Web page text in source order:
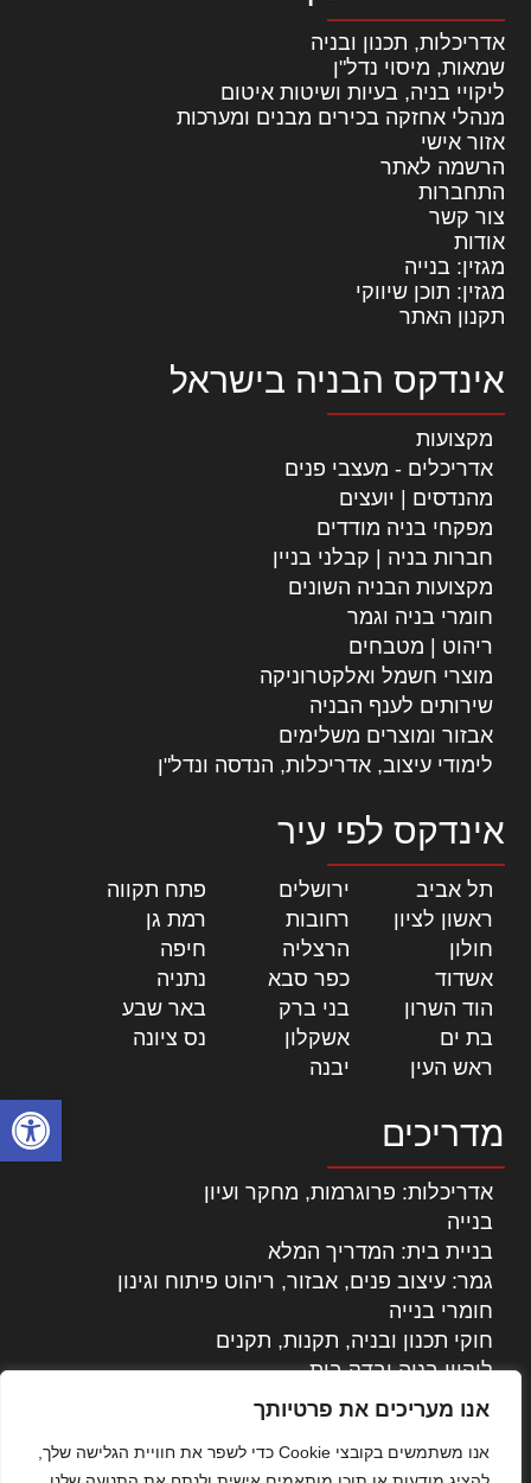
פתח
אנו מעריכים את פרטיותך
אנו משתמשים בקובצי Cookie כדי לשפר את חוויית הגלישה שלך,
אדריכלות, תכנון ובניה
שמאות, מיסוי נדל"ן
ליקויי בניה, בעיות ושיטות איטום
מנהלי אחזקה בכירים מבנים ומערכות
אזור אישי
הרשמה לאתר
התחברות
צור קשר
אודות
מגזין: בנייה
מגזין: תוכן שיווקי
תקנון האתר
אינדקס הבניה בישראל
מקצועות
אדריכלים - מעצבי פנים
מהנדסים | יועצים
מפקחי בניה מודדים
חברות בניה | קבלני בניין
מקצועות הבניה השונים
חומרי בניה וגמר
ריהוט | מטבחים
מוצרי חשמל ואלקטרוניקה
שירותים לענף הבניה
אבזור ומוצרים משלימים
לימודי עיצוב, אדריכלות, הנדסה ונדל"ן
אינדקס לפי עיר
תל אביב ירושלים פתח תקווה
ראשון לציון
רחובות רמת גן
חולון
הרצליה חיפה
אשדוד
כפר סבא נתניה
הוד השרון
בני ברק באר שבע
בת ים
אשקלון נס ציונה
ראש העין
יבנה
מדריכים
אדריכלות: פרוגרמות, מחקר ועיון
בנייה
בניית בית: המדריך המלא
גמר: עיצוב פנים, אבזור, ריהוט פיתוח וגינון
חומרי בנייה
חוקי תכנון ובניה, תקנות, תקנים
ליקויי בניה ובדק בית
נדל"ן: זכויות, אגרות ועסקאות
עקרונות ניהול אחזקה מתקדמות